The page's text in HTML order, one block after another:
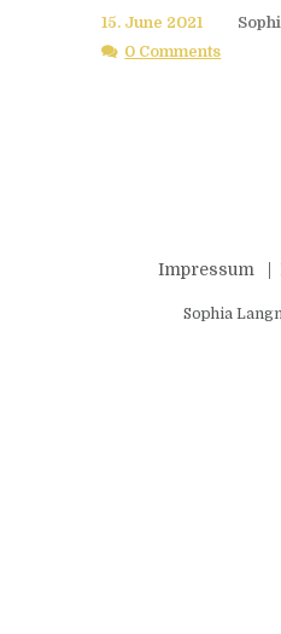
15. June 2021
0 Comments
Impressum
Sophia